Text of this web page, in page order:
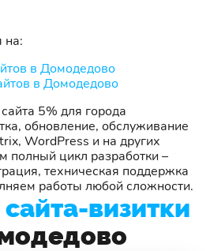
на:
в Домодедово
в Домодедово
5% для города
обновление, обслуживание
WordPress и на других
полный цикл разработки –
техническая поддержка
работы любой сложности.
сайта-визитки